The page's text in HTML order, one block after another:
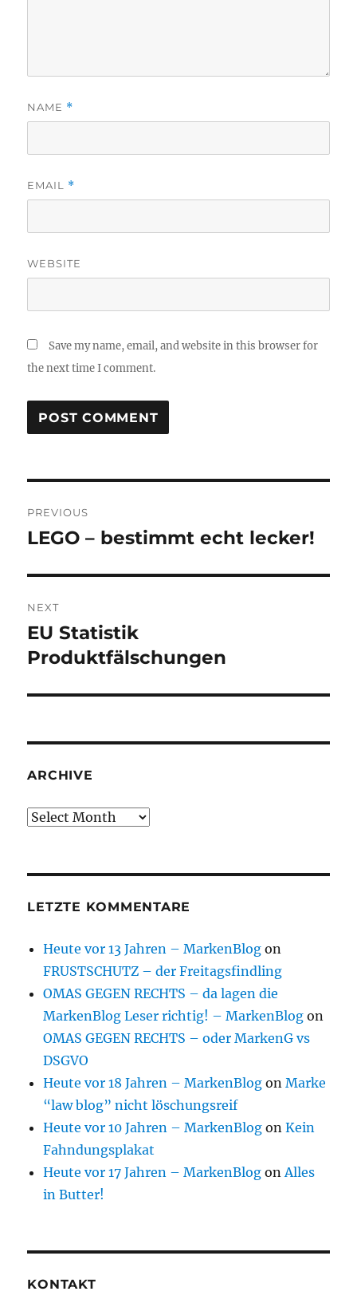
NAME *
EMAIL *
WEBSITE
Save my name, email, and website in this browser for
the next time I comment.
navigation
PREVIOUS
Previous
LEGO – bestimmt echt lecker!
NEXT
Next
post:
EU Statistik
Produktfälschungen
ARCHIVE
Archive
LETZTE KOMMENTARE
Heute vor 13 Jahren – MarkenBlog on
FRUSTSCHUTZ – der Freitagsfindling
OMAS GEGEN RECHTS – da lagen die
MarkenBlog Leser richtig! – MarkenBlog on
OMAS GEGEN RECHTS – oder MarkenG vs
DSGVO
Heute vor 18 Jahren – MarkenBlog onMarke
“law blog” nicht löschungsreif
Heute vor 10 Jahren – MarkenBlog onKein
Fahndungsplakat
Heute vor 17 Jahren – MarkenBlog onAlles
in Butter!
KONTAKT